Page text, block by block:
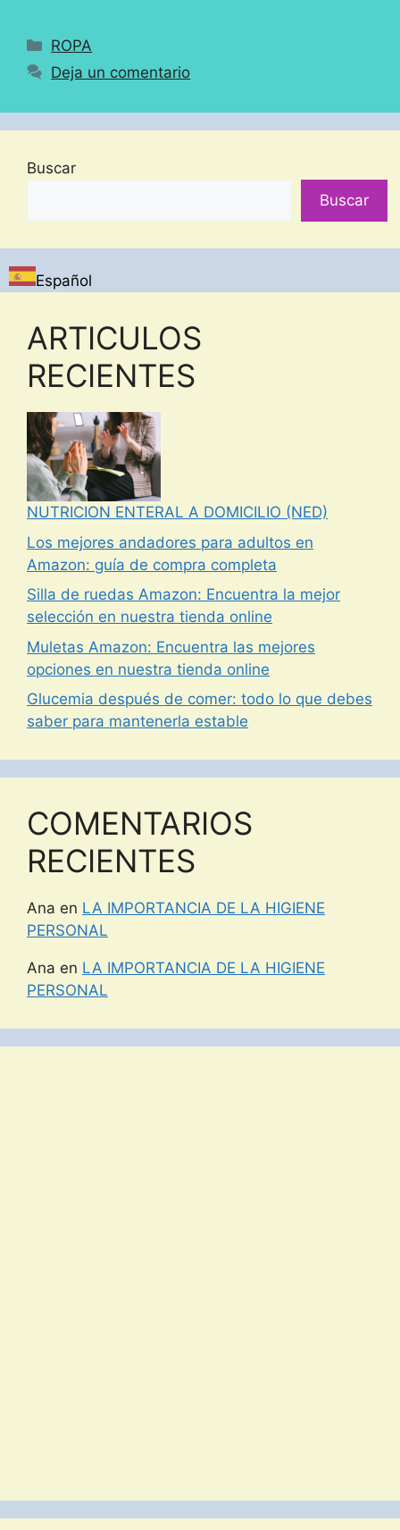
Categorías
ROPA
Deja un comentario
Buscar
Buscar
Español
ARTICULOS
RECIENTES
NUTRICION ENTERAL A DOMICILIO (NED)
Los mejores andadores para adultos en
Amazon: guía de compra completa
Silla de ruedas Amazon: Encuentra la mejor
selección en nuestra tienda online
Muletas Amazon: Encuentra las mejores
opciones en nuestra tienda online
Glucemia después de comer: todo lo que debes
saber para mantenerla estable
COMENTARIOS
RECIENTES
Ana en LA IMPORTANCIA DE LA HIGIENE
PERSONAL
Ana en LA IMPORTANCIA DE LA HIGIENE
PERSONAL